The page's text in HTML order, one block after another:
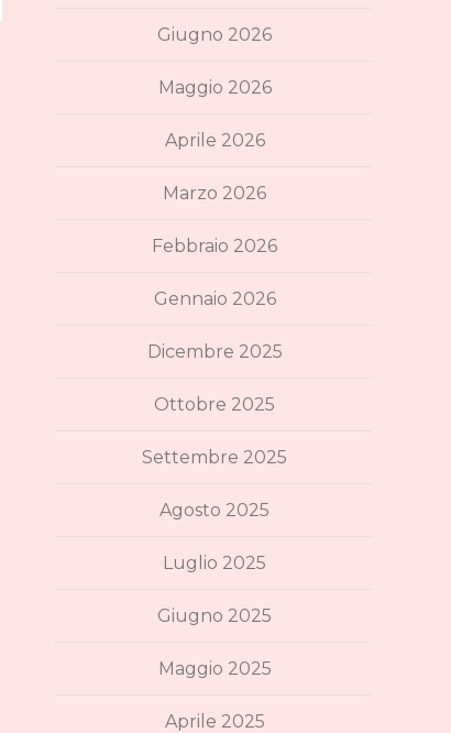
Giugno 2026
Maggio 2026
Aprile 2026
Marzo 2026
Febbraio 2026
Gennaio 2026
Dicembre 2025
Ottobre 2025
Settembre 2025
Agosto 2025
Luglio 2025
Giugno 2025
Maggio 2025
Aprile 2025